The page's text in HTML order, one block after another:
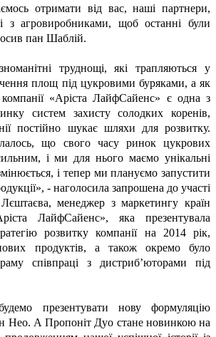
отримати від вас, наші партнери,
з агровиробниками, щоб останні були
пан Шаблій.
труднощі, які трапляються у
площ під цукровими буряками, а як
«Аріста ЛайфСайенс» є одна з
систем захисту солодких коренів,
постійно шукає шляхи для розвитку.
що свого часу ринок цукрових
і ми для нього маємо унікальні
і тепер ми плануємо запустити
- наголосила запрошена до участі
менеджер з маркетингу країн
ЛайфСайенс», яка презентувала
розвитку компанії на 2014 рік,
продуктів, а також окремо було
співпраці з дистриб’юторами під
презентувати нову формуляцію
Нео. А Пропоніт Дуо стане новинкою на